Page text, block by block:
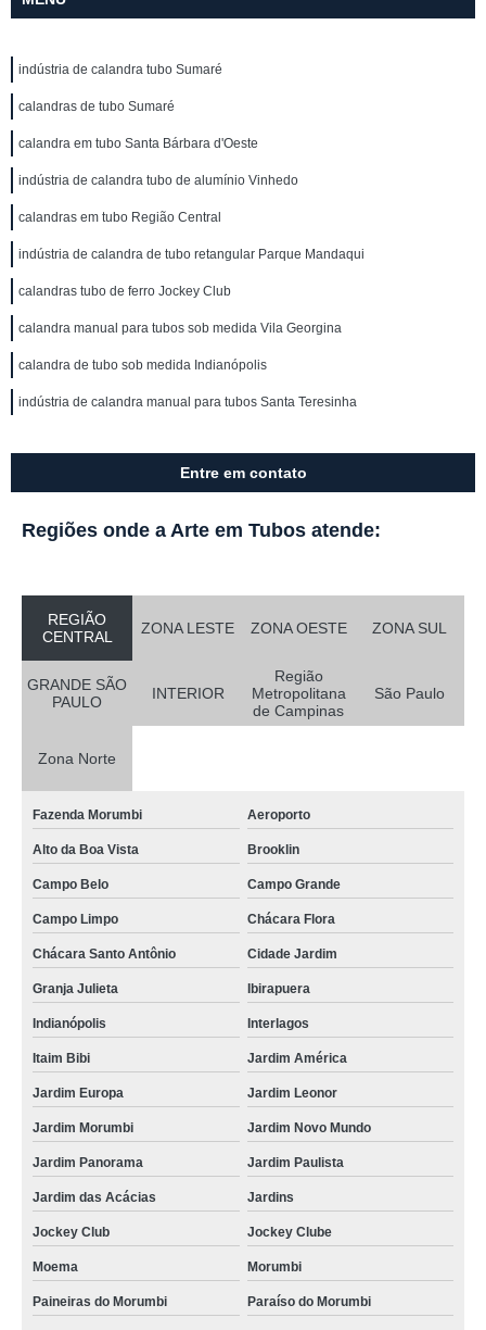
indústria de calandra tubo Sumaré
calandras de tubo Sumaré
calandra em tubo Santa Bárbara d'Oeste
indústria de calandra tubo de alumínio Vinhedo
calandras em tubo Região Central
indústria de calandra de tubo retangular Parque Mandaqui
calandras tubo de ferro Jockey Club
calandra manual para tubos sob medida Vila Georgina
calandra de tubo sob medida Indianópolis
indústria de calandra manual para tubos Santa Teresinha
Entre em contato
Regiões onde a Arte em Tubos atende:
REGIÃO
CENTRAL
ZONA LESTE ZONA OESTE ZONA SUL
GRANDE SÃO
PAULO
INTERIOR
Região
Metropolitana
de Campinas
São Paulo
Zona Norte
Fazenda Morumbi Aeroporto
Alto da Boa Vista Brooklin
Campo Belo Campo Grande
Campo Limpo Chácara Flora
Chácara Santo Antônio Cidade Jardim
Granja Julieta Ibirapuera
Indianópolis Interlagos
Itaim Bibi Jardim América
Jardim Europa Jardim Leonor
Jardim Morumbi Jardim Novo Mundo
Jardim Panorama Jardim Paulista
Jardim das Acácias Jardins
Jockey Club Jockey Clube
Moema Morumbi
Paineiras do Morumbi Paraíso do Morumbi